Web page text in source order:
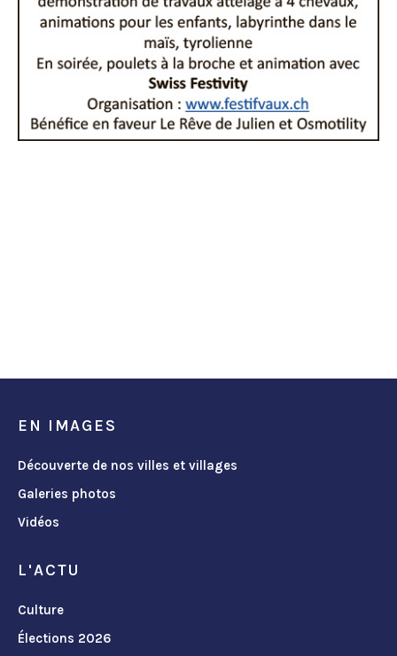
EN IMAGES
Découverte de nos villes et villages
Galeries photos
Vidéos
L'ACTU
Culture
Élections 2026